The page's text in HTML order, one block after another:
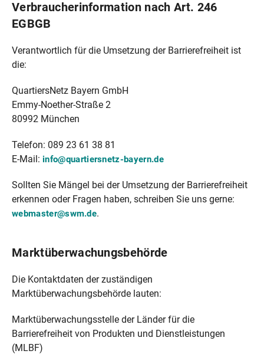
Verbraucherinformation nach Art. 246
EGBGB
Verantwortlich für die Umsetzung der Barrierefreiheit ist
die:
QuartiersNetz Bayern GmbH
Emmy-Noether-Straße 2
80992 München
Telefon: 089 23 61 38 81
E-Mail: info@quartiersnetz-bayern.de
Sollten Sie Mängel bei der Umsetzung der Barrierefreiheit
erkennen oder Fragen haben, schreiben Sie uns gerne:
webmaster@swm.de.
Marktüberwachungsbehörde
Die Kontaktdaten der zuständigen
Marktüberwachungsbehörde lauten:
Marktüberwachungsstelle der Länder für die
Barrierefreiheit von Produkten und Dienstleistungen
(MLBF)